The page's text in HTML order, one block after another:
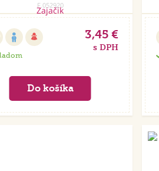
F.052920
3,45 €
s DPH